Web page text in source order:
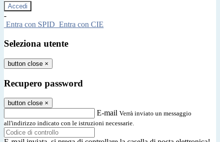
-
Entra con SPID Entra con CIE
Seleziona utente
button close ×
Recupero password
button close ×
E-mail Verrà inviato un messaggio
all'indirizzo indicato con le istruzioni necessarie.